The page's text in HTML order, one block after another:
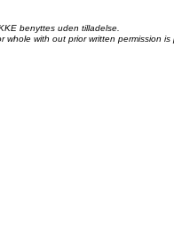
benyttes uden tilladelse.
with out prior written permission is